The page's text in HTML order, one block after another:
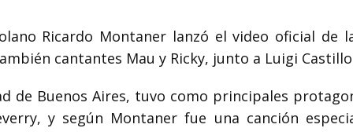
Ricardo Montaner lanzó el video oficial de
cantantes Mau y Ricky, junto a Luigi
de Buenos Aires, tuvo como principales
y según Montaner fue una canción